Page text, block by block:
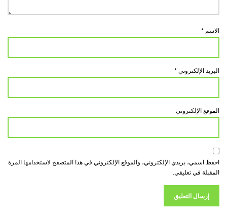
الاسم *
البريد الإلكتروني *
الموقع الإلكتروني
احفظ اسمي، بريدي الإلكتروني، والموقع الإلكتروني في هذا المتصفح لاستخدامها المرة
المقبلة في تعليقي.